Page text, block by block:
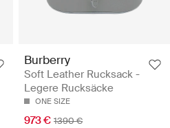
Burberry
Soft Leather Rucksack -
Legere Rucksäcke
ONE SIZE
973 € 1390 €